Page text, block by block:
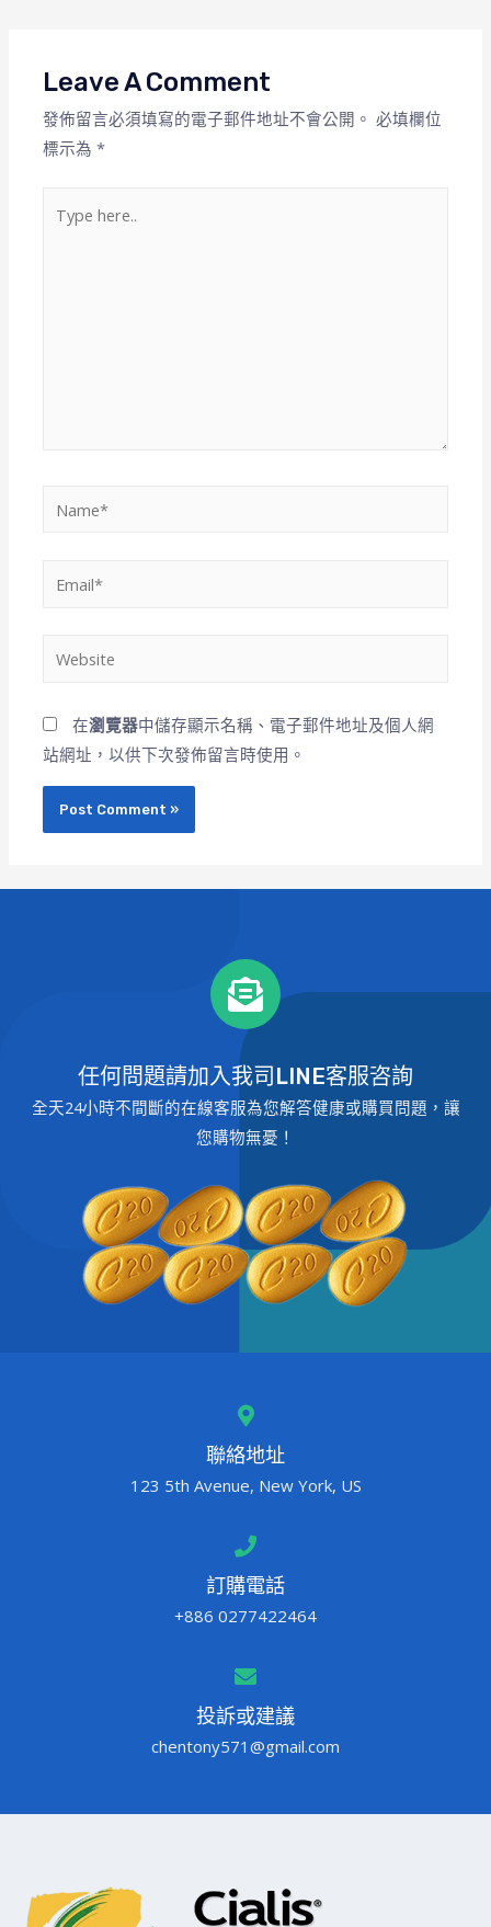
Leave A Comment
發佈留言必須填寫的電子郵件地址不會公開。 必填欄位
標示為*
在瀏覽器中儲存顯示名稱、電子郵件地址及個人網
站網址，以供下次發佈留言時使用。
任何問題請加入我司LINE客服咨詢
全天24小時不間斷的在線客服為您解答健康或購買問題，讓
您購物無憂！
聯絡地址
123 5th Avenue, New York, US
訂購電話
+886 0277422464
投訴或建議
chentony571@gmail.com